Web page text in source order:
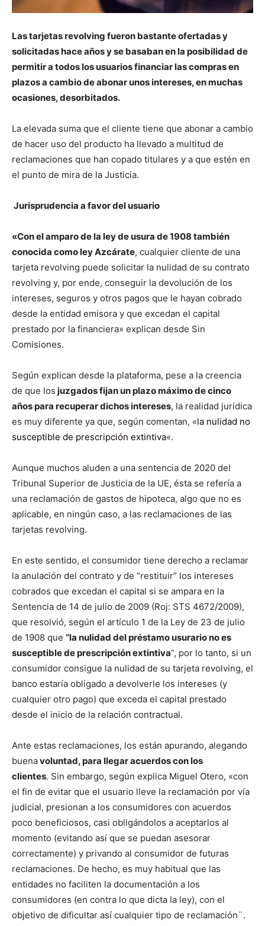
Las tarjetas revolving fueron bastante ofertadas y
solicitadas hace años y se basaban en la posibilidad de
permitir a todos los usuarios financiar las compras en
plazos a cambio de abonar unos intereses, en muchas
ocasiones, desorbitados.
La elevada suma que el cliente tiene que abonar a cambio
de hacer uso del producto ha llevado a multitud de
reclamaciones que han copado titulares y a que estén en
el punto de mira de la Justicia.
Jurisprudencia a favor del usuario
«Con el amparo de la ley de usura de 1908 también
conocida como ley Azcárate, cualquier cliente de una
tarjeta revolving puede solicitar la nulidad de su contrato
revolving y, por ende, conseguir la devolución de los
intereses, seguros y otros pagos que le hayan cobrado
desde la entidad emisora y que excedan el capital
prestado por la financiera» explican desde Sin
Comisiones.
Según explican desde la plataforma, pese a la creencia
de que los juzgados fijan un plazo máximo de cinco
años para recuperar dichos intereses, la realidad jurídica
es muy diferente ya que, según comentan, «la nulidad no
susceptible de prescripción extintiva«.
Aunque muchos aluden a una sentencia de 2020 del
Tribunal Superior de Justicia de la UE, ésta se refería a
una reclamación de gastos de hipoteca, algo que no es
aplicable, en ningún caso, a las reclamaciones de las
tarjetas revolving.
En este sentido, el consumidor tiene derecho a reclamar
la anulación del contrato y de “restituir” los intereses
cobrados que excedan el capital si se ampara en la
Sentencia de 14 de julio de 2009 (Roj: STS 4672/2009),
que resolvió, según el artículo 1 de la Ley de 23 de julio
de 1908 que “la nulidad del préstamo usurario no es
susceptible de prescripción extintiva”, por lo tanto, si un
consumidor consigue la nulidad de su tarjeta revolving, el
banco estaría obligado a devolverle los intereses (y
cualquier otro pago) que exceda el capital prestado
desde el inicio de la relación contractual.
Ante estas reclamaciones, los están apurando, alegando
buenavoluntad, para llegar acuerdos con los
clientes. Sin embargo, según explica Miguel Otero, «con
el fin de evitar que el usuario lleve la reclamación por vía
judicial, presionan a los consumidores con acuerdos
poco beneficiosos, casi obligándolos a aceptarlos al
momento (evitando así que se puedan asesorar
correctamente) y privando al consumidor de futuras
reclamaciones. De hecho, es muy habitual que las
entidades no faciliten la documentación a los
consumidores (en contra lo que dicta la ley), con el
objetivo de dificultar así cualquier tipo de reclamación¨.